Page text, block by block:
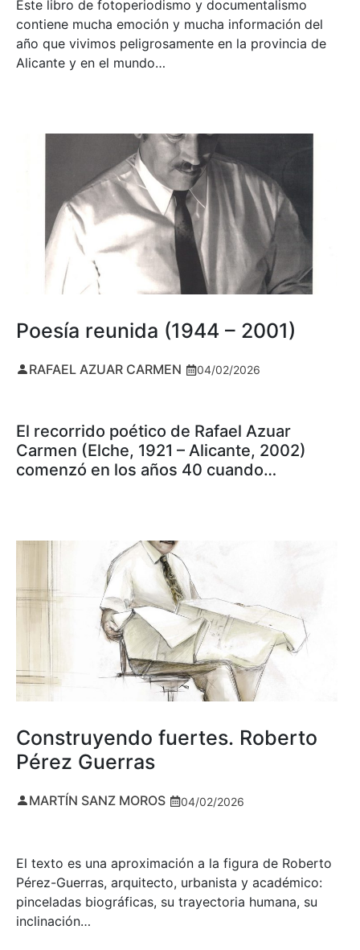
Este libro de fotoperiodismo y documentalismo
contiene mucha emoción y mucha información del
año que vivimos peligrosamente en la provincia de
Alicante y en el mundo…
Poesía reunida (1944 – 2001)
RAFAEL AZUAR CARMEN 04/02/2026
El recorrido poético de Rafael Azuar
Carmen (Elche, 1921 – Alicante, 2002)
comenzó en los años 40 cuando…
Construyendo fuertes. Roberto
Pérez Guerras
MARTÍN SANZ MOROS 04/02/2026
El texto es una aproximación a la figura de Roberto
Pérez-Guerras, arquitecto, urbanista y académico:
pinceladas biográficas, su trayectoria humana, su
inclinación…